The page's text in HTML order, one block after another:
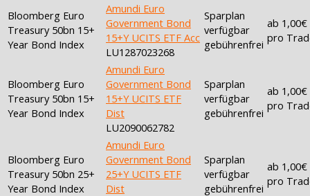
Bloomberg Euro
Treasury 50bn 15+
Year Bond Index
Amundi Euro
Government Bond
15+Y UCITS ETF Acc
LU1287023268
Sparplan
verfügbar
gebührenfrei
ab 1,00€
pro
Bloomberg Euro
Treasury 50bn 15+
Year Bond Index
Amundi Euro
Government Bond
15+Y UCITS ETF
Dist
LU2090062782
Sparplan
verfügbar
gebührenfrei
ab 1,00€
pro
Bloomberg Euro
Treasury 50bn 25+
Year Bond Index
Amundi Euro
Government Bond
25+Y UCITS ETF
Dist
Sparplan
verfügbar
gebührenfrei
ab 1,00€
pro